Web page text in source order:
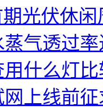
期光伏休
气透过
什么灯
网上线前